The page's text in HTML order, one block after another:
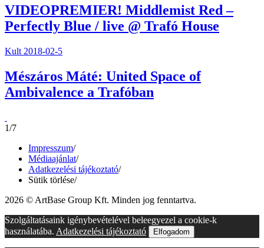
VIDEOPREMIER! Middlemist Red –
Perfectly Blue / live @ Trafó House
Kult 2018-02-5
Mészáros Máté: United Space of
Ambivalence a Trafóban
1/7
Impresszum/
Médiaajánlat/
Adatkezelési tájékoztató/
Sütik törlése/
2026 © ArtBase Group Kft. Minden jog fenntartva.
Szolgáltatásaink igénybevételével beleegyezel a cookie-k
használatába. Adatkezelési tájékoztató Elfogadom